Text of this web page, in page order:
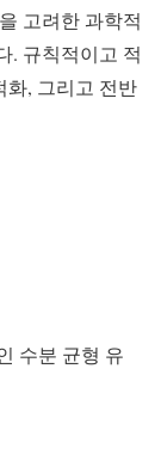
고려한 과학적
. 규칙적이고 적
화, 그리고 전반
수분 균형 유